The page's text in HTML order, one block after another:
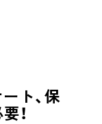
ト、保
！